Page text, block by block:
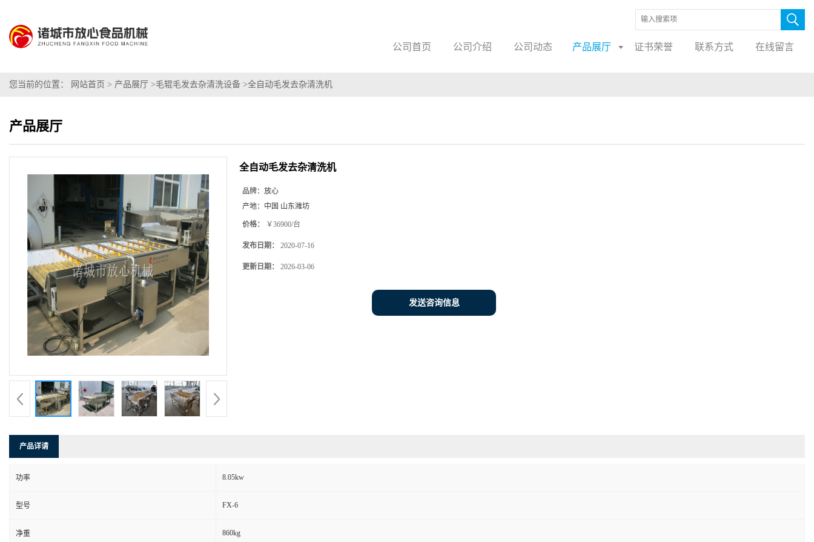
公司首页 公司介绍 公司动态 产品展厅 证书荣誉 联系方式 在线留言
您当前的位置： 网站首页 > 产品展厅 >毛辊毛发去杂清洗设备 >全自动毛发去杂清洗机
产品展厅
全自动毛发去杂清洗机
品牌： 放心
产地： 中国 山东潍坊
价格： ￥36900/台
发布日期： 2020-07-16
更新日期： 2026-03-06
发送咨询信息
产品详请
功率 8.05kw
型号 FX-6
净重 860kg